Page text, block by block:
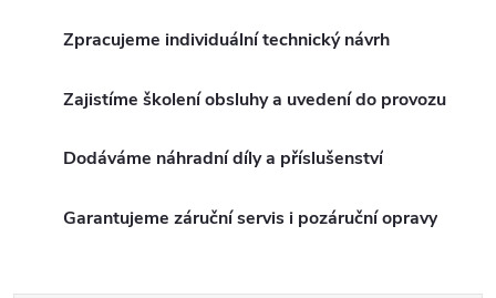
Zpracujeme individuální technický návrh
Zajistíme školení obsluhy a uvedení do provozu
Dodáváme náhradní díly a příslušenství
Garantujeme záruční servis i pozáruční opravy